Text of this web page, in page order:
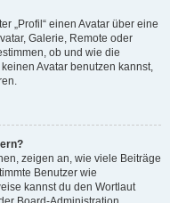
„Profil“ einen Avatar über eine
Galerie, Remote oder
ob und wie die
Avatar benutzen kannst,
zeigen an, wie viele Beiträge
Benutzer wie
kannst du den Wortlaut